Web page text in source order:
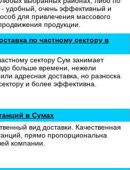
- удобный, очень эффективный и
для привлечения массового
продукции.
по частному сектору в
сектору Сум занимает
больше времени, нежели
адресная доставка, но разноска
и более эффективна.
в Сумах
вид доставки. Качественная
прямо пропорциональна
компании.